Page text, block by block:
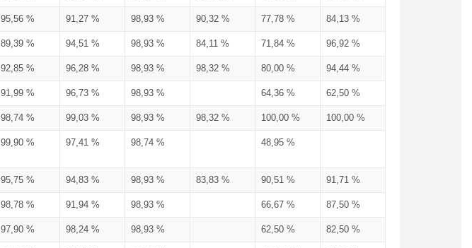
95,56 % 91,27 % 98,93 % 90,32 % 77,78 % 84,13 %
89,39 % 94,51 % 98,93 % 84,11 % 71,84 % 96,92 %
92,85 % 96,28 % 98,93 % 98,32 % 80,00 % 94,44 %
91,99 % 96,73 % 98,93 % 64,36 % 62,50 %
98,74 % 99,03 % 98,93 % 98,32 % 100,00 % 100,00 %
99,90 % 97,41 % 98,74 % 48,95 %
95,75 % 94,83 % 98,93 % 83,83 % 90,51 % 91,71 %
98,78 % 91,94 % 98,93 % 66,67 % 87,50 %
97,90 % 98,24 % 98,93 % 62,50 % 82,50 %